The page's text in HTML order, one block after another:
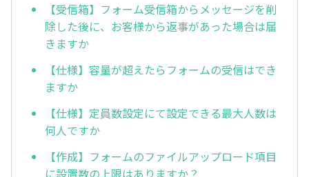
【受信箱】フォーム受信箱からメッセージを削
除した後に、お客様から返事があった場合は届
きますか
【仕様】容量が超えたらフォームの受信はでき
ますか
【仕様】定員数設定にて設定できる最大人数は
何人ですか
【作成】フォームのファイルアップロード項目
に設置数の上限はありますか？